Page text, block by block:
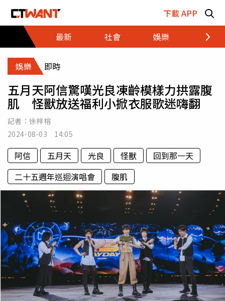
下載 APP
最新
社會 娛樂 財經
娛樂 即時
五月天阿信驚嘆光良凍齡模樣力拱露腹
肌 怪獸放送福利小掀衣服歌迷嗨翻
記者： 徐梓榕
2024-08-03 14:05
阿信 五月天 光良 怪獸
回到那一天
二十五週年巡迴演唱會
腹肌